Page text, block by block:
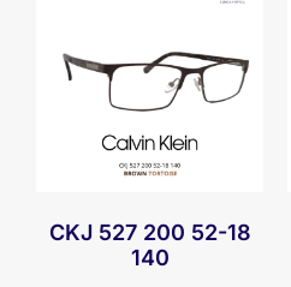
CKJ 527 200 52-18
140